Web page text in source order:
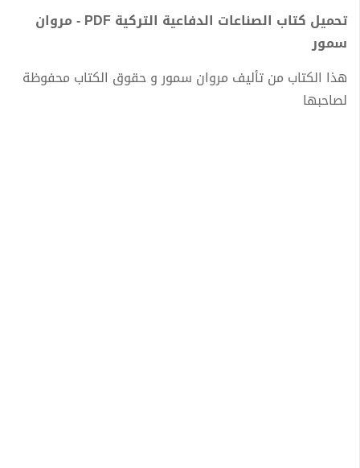
تحميل كتاب الصناعات الدفاعية التركية PDF - مروان
سمور
هذا الكتاب من تأليف مروان سمور و حقوق الكتاب محفوظة
لصاحبها